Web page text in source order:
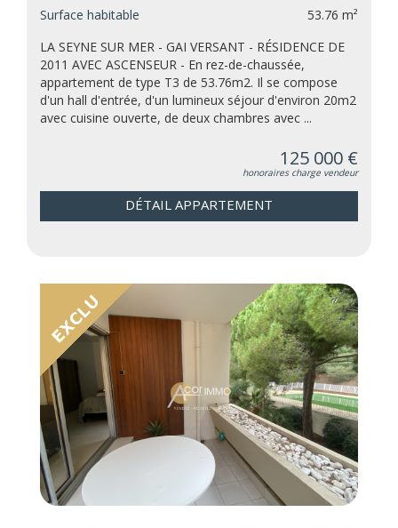
Surface habitable
53.76 m²
LA SEYNE SUR MER - GAI VERSANT - RÉSIDENCE DE
2011 AVEC ASCENSEUR - En rez-de-chaussée,
appartement de type T3 de 53.76m2. Il se compose
d'un hall d'entrée, d'un lumineux séjour d'environ 20m2
avec cuisine ouverte, de deux chambres avec ...
125 000 €
honoraires charge vendeur
DÉTAIL APPARTEMENT